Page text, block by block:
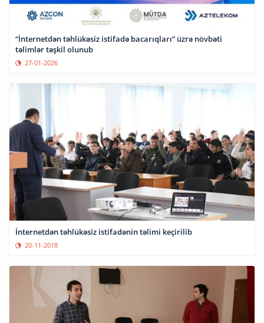
“İnternetdən təhlükəsiz istifadə bacarıqları” üzrə növbəti
təlimlər təşkil olunub
27-01-2026
İnternetdən təhlükəsiz istifadənin təlimi keçirilib
20-11-2018